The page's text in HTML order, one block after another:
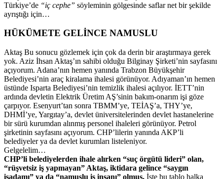
Türkiye’de “iç cephe” söyleminin gölgesinde saflar net bir şekilde
ayrıştığı için…
HÜKÜMETE GELİNCE NAMUSLU
Aktaş Bu sonucu gözlemek için çok da derin bir araştırmaya gerek
yok. Aziz İhsan Aktaş’ın sahibi olduğu Bilginay Şirketi’nin sayfasını
açıyorum. Adana’nın hemen yanında Trabzon Büyükşehir
Belediyesi’nin araç kiralama ihalesi görünüyor. Adıyaman’ın hemen
üstünde Isparta Belediyesi’nin temizlik ihalesi açılıyor. İETT’nin
ardında devletin Elektrik Üretim AŞ’sinin bakım-onarım işi göze
çarpıyor. Esenyurt’tan sonra TBMM’ye, TEİAŞ’a, THY’ye,
DHMİ’ye, Yargıtay’a, devlet üniversitelerinden devlet hastanelerine
bir sürü kurumdan alınmış personel ihaleleri görünüyor. Petrol
şirketinin sayfasını açıyorum. CHP’lilerin yanında AKP’li
belediyeler ya da devlet kurumları listeleniyor.
Gelgelelim…
CHP’li belediyelerden ihale alırken “suç örgütü lideri” olan,
“rüşvetsiz iş yapmayan” Aktaş, iktidara gelince “saygın
işadamı” ya da “namuslu iş insanı” olmuş. İşte bu tablo halka